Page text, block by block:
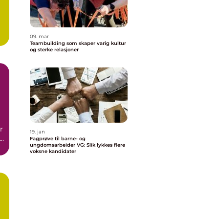
09. mar
Teambuilding som skaper varig kultur
og sterke relasjoner
19. jan
Fagprøve til barne- og
ungdomsarbeider VG: Slik lykkes flere
voksne kandidater